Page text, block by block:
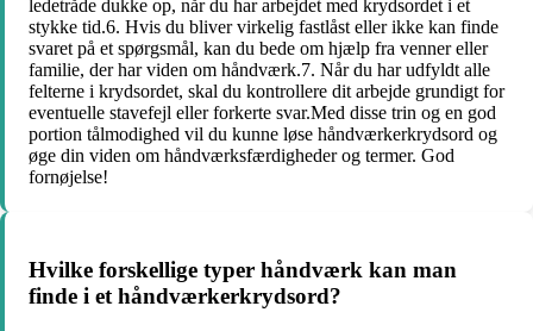
ledetråde dukke op, når du har arbejdet med krydsordet i et
stykke tid.6. Hvis du bliver virkelig fastlåst eller ikke kan finde
svaret på et spørgsmål, kan du bede om hjælp fra venner eller
familie, der har viden om håndværk.7. Når du har udfyldt alle
felterne i krydsordet, skal du kontrollere dit arbejde grundigt for
eventuelle stavefejl eller forkerte svar.Med disse trin og en god
portion tålmodighed vil du kunne løse håndværkerkrydsord og
øge din viden om håndværksfærdigheder og termer. God
fornøjelse!
Hvilke forskellige typer håndværk kan man
finde i et håndværkerkrydsord?